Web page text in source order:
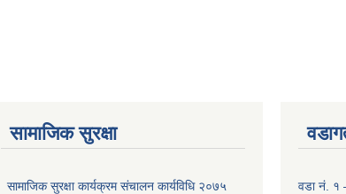
सामाजिक सुरक्षा
सामाजिक सुरक्षा कार्यक्रम संचालन कार्यविधि २०७५
वडा नं. १